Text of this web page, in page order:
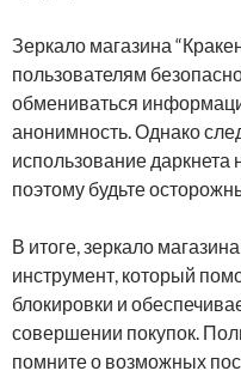
Зеркало магазина
пользователям
обмениваться
анонимность. Однако
использование даркнета
поэтому будьте
В итоге, зеркало
инструмент, который
блокировки и
совершении покупок.
помните о возможных